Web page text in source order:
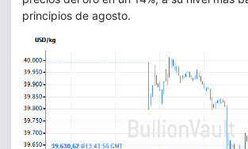
principios de agosto.